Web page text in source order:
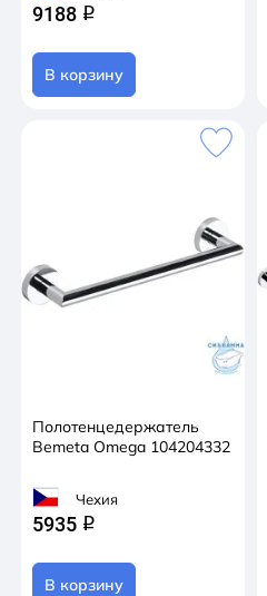
9188 q
В корзину
Полотенцедержатель
Bemeta Omega 104204332
Чехия
5935 q
В корзину